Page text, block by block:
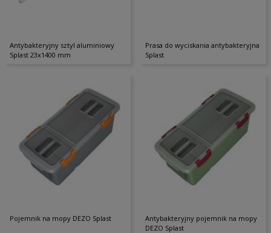
Antybakteryjny sztyl aluminiowy
Splast 23x1400 mm
Prasa do wyciskania antybakteryjna
Splast
Pojemnik na mopy DEZO Splast
Antybakteryjny pojemnik na mopy
DEZO Splast